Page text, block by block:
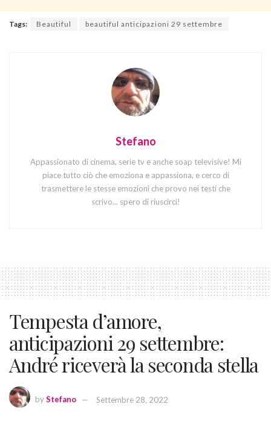
Tags: Beautiful beautiful anticipazioni 29 settembre
Stefano
Appassionato di cinema, serie tv e anche soap televisive! Mi
piace tutto ciò che emoziona e appassiona, e cerco di
trasmettere le stesse emozioni che provo nei testi che
scrivo... spero di riuscirci!
Tempesta d’amore,
anticipazioni 29 settembre:
André riceverà la seconda stella
byStefano Settembre 28, 2022